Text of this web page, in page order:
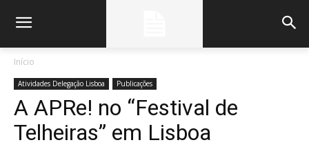
Início
Atividades Delegação Lisboa Publicações
A APRe! no “Festival de
Telheiras” em Lisboa